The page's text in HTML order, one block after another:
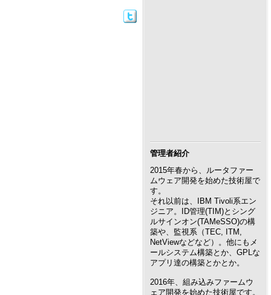
管理者紹介
2015年春から、ルータファー
ムウェア開発を始めた技術屋で
す。
それ以前は、IBM Tivoli系エン
ジニア。ID管理(TIM)とシング
ルサインオン(TAMeSSO)の構
築や、監視系（TEC, ITM,
NetViewなどなど）。他にもメ
ールシステム構築とか、GPLな
アプリ達の構築とかとか。
2016年、組み込みファームウ
ェア開発を始めた技術屋です。